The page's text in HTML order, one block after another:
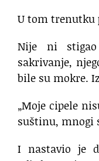
U tom trenutku
Nije ni
sakrivanje,
bile su mokre.
„Moje cipele
suštinu, mnogi
I nastavio je